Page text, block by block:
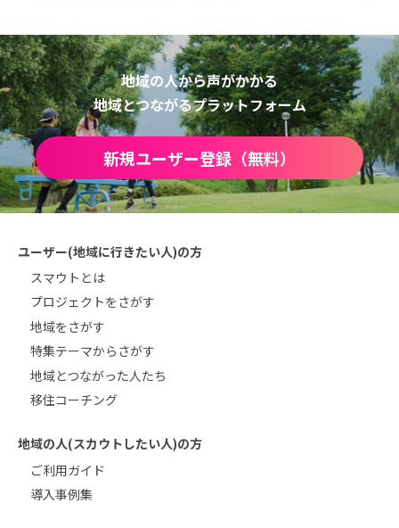
地域の人から声がかかる
地域とつながるプラットフォーム
新規ユーザー登録（無料）
ユーザー(地域に行きたい人)の方
スマウトとは
プロジェクトをさがす
地域をさがす
特集テーマからさがす
地域とつながった人たち
移住コーチング
地域の人(スカウトしたい人)の方
ご利用ガイド
導入事例集